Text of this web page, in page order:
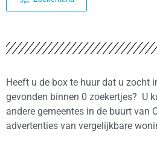
Heeft u de box te huur dat u zocht
gevonden binnen 0 zoekertjes? U
andere gemeentes in de buurt van
advertenties van vergelijkbare